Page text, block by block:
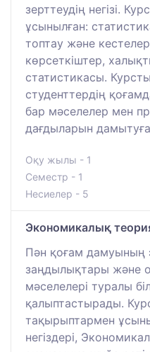
зерттеудің негізі.
ұсынылған:
топтау және
көрсеткіштер,
статистикасы.
студенттердің
бар мәселелер мен
дағдыларын
Оқу жылы - 1
Семестр - 1
Несиелер - 5
Экономикалық
Пән қоғам дамуының
заңдылықтары және
мәселелері туралы
қалыптастырады.
тақырыптармен
негіздері,